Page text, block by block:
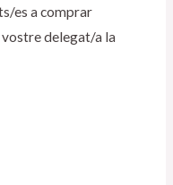
es a comprar
delegat/a la